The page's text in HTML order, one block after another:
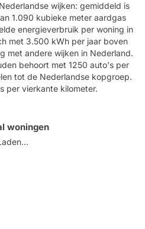
wijken: gemiddeld is
1.090 kubieke meter aardgas
energieverbruik per woning in
met 3.500 kWh per jaar boven
met andere wijken in Nederland.
behoort met 1250 auto's per
tot de Nederlandse kopgroep.
per vierkante kilometer.
woningen